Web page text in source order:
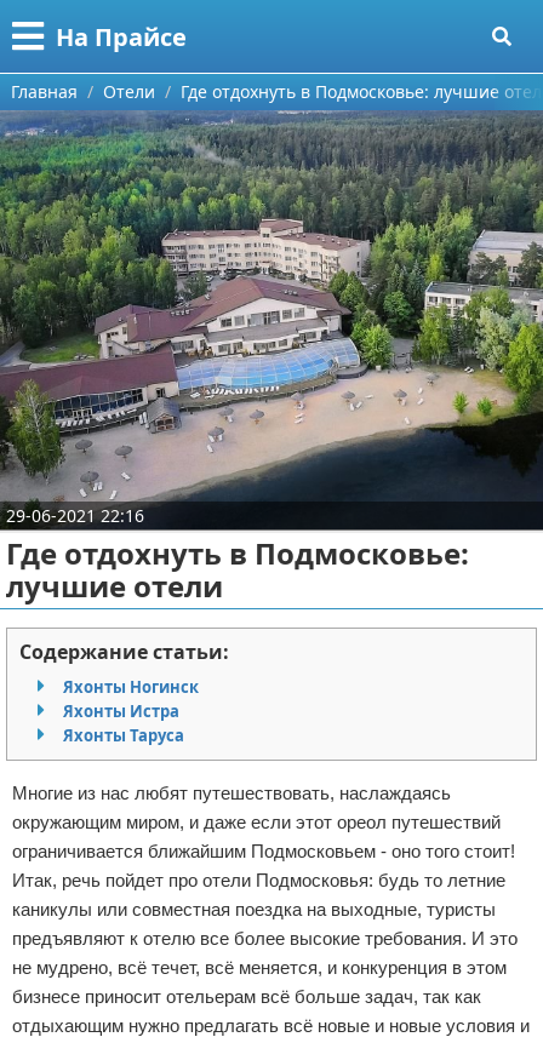
На Прайсе
Меню
Главная
Категории
Разное про покупки
Aliexpress
Сделай онлайн
Кемпинг
Круизы
Направления отдыха
Что посетить
Авиаперелеты
Отели
Полезное для туристов
Отдых на природе
Аренда автомобилей
Документы и визы
Билеты
Планирование отдыха
Пляжный отдых
Поиск
О проекте
Контакты
Сотрудничество
Размещение рекламы
Для правообладателей
Условия предоставления информации
Отказ от ответственности
Главная Отели Где отдохнуть в Подмосковье: лучшие
29-06-2021 22:16
Где отдохнуть в Подмосковье:
лучшие отели
Содержание статьи:
Яхонты Ногинск
Яхонты Истра
Яхонты Таруса
Многие из нас любят путешествовать, наслаждаясь
окружающим миром, и даже если этот ореол путешествий
ограничивается ближайшим Подмосковьем - оно того стоит!
Итак, речь пойдет про отели Подмосковья: будь то летние
каникулы или совместная поездка на выходные, туристы
предъявляют к отелю все более высокие требования. И это
не мудрено, всё течет, всё меняется, и конкуренция в этом
бизнесе приносит отельерам всё больше задач, так как
отдыхающим нужно предлагать всё новые и новые условия и